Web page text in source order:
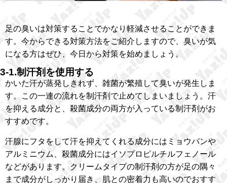
足の臭いは対策することでかなり軽減させることができま
す。今からできる対策方法をご紹介しますので、臭いが気
になる方はぜひ、今日から対策を始めましょう。
3-1.制汗剤を使用する
かいた汗が蒸発しきれず、雑菌が繁殖して臭いが発生しま
す。この一連の流れを制汗剤で止めてしまいましょう。汗
を抑える成分と、殺菌成分の両方が入っている制汗剤がお
すすめです。
汗腺にフタをして汗を抑えてくれる成分にはミョウバンや
アルミニウム、殺菌成分にはイソプロピルチルフェノール
などがあります。クリームタイプの制汗剤の方が足の隅々
まで成分がしっかり届き、肌との密着力も高いのでおすす